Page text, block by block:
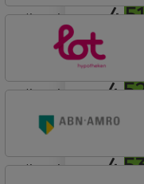
lineair
ABN AMRO Bank
Budget
lineair
lineair